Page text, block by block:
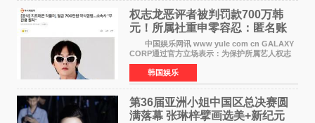
权志龙恶评者被判罚款700万韩
元！所属社重申零容忍：匿名账
号也难逃刑责
中国娱乐网讯 www yule com cn GALAXY
CORP通过官方立场表示：为保护所属艺人权志
龙的名誉和权益，将持续对网络上发生的名誉损
害、散布虚假事实、侮辱、恶意诽谤等行为采取
法律应对措施。
韩国娱乐
第36届亚洲小姐中国区总决赛圆
满落幕 张琳梓擘画选美+新纪元